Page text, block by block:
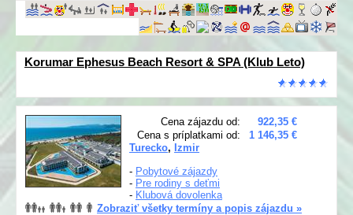
Korumar Ephesus Beach Resort & SPA (Klub Leto)
Cena zájazdu od:
922,35 €
Cena s príplatkami od:
1 146,35 €
Turecko, Izmir
- Pobytové zájazdy
- Pre rodiny s deťmi
- Klubová dovolenka
Zobraziť všetky termíny a popis zájazdu »